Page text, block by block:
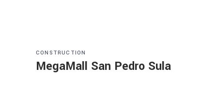
CONSTRUCTION
MegaMall San Pedro Sula